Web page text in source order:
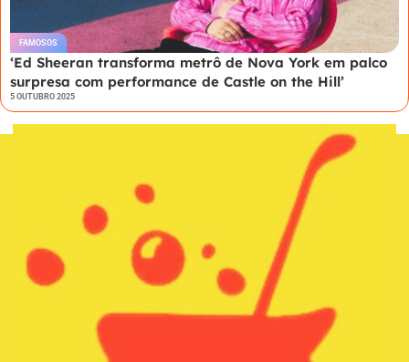
FAMOSOS
‘Ed Sheeran transforma metrô de Nova York em palco
surpresa com performance de Castle on the Hill’
5 OUTUBRO 2025